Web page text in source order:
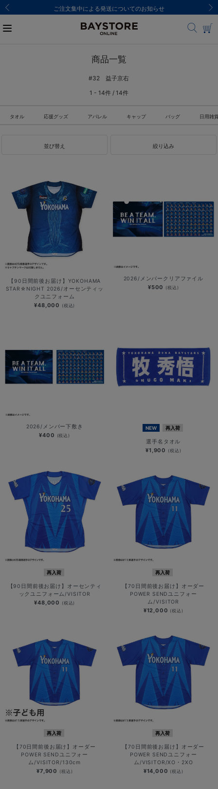
ご注文集中による発送についてのお知らせ
商品一覧
#32 益子京右
1 - 14件 / 14件
タオル 応援グッズ アパレル キャップ バッグ 日用雑
並び替え 絞り込み
【90日間前後お届け】YOKOHAMA
STAR☆NIGHT 2026/オーセンティッ
クユニフォーム
¥48,000 (税込)
2026/メンバークリアファイル
¥500 (税込)
2026/メンバー下敷き
¥400 (税込)
NEW 再入荷
選手名タオル
¥1,900 (税込)
再入荷
【90日間前後お届け】オーセンティ
ックユニフォーム/VISITOR
¥48,000 (税込)
再入荷
【70日間前後お届け】オーダー
POWER SENDユニフォー
ム/VISITOR
¥12,000 (税込)
再入荷
【70日間前後お届け】オーダー
POWER SENDユニフォー
ム/VISITOR/130cm
¥7,900 (税込)
再入荷
【70日間前後お届け】オーダー
POWER SENDユニフォー
ム/VISITOR/XO・2XO
¥14,000 (税込)